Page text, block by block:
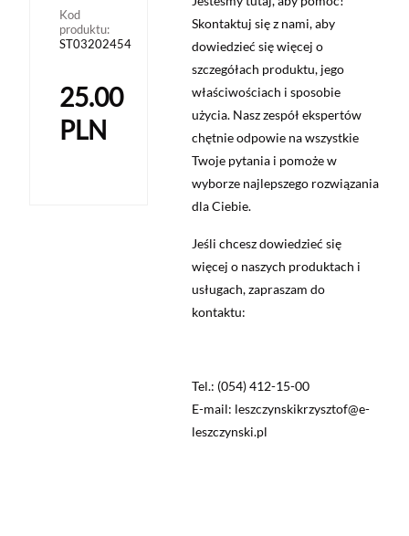
Kod
produktu:
ST03202454
25.00
PLN
Skontaktuj się z nami, aby
dowiedzieć się więcej o
szczegółach produktu, jego
właściwościach i sposobie
użycia. Nasz zespół ekspertów
chętnie odpowie na wszystkie
Twoje pytania i pomoże w
wyborze najlepszego rozwiązania
dla Ciebie.
Jeśli chcesz dowiedzieć się
więcej o naszych produktach i
usługach, zapraszam do
kontaktu:
Tel.: (054) 412-15-00
E-mail: leszczynskikrzysztof@e-
leszczynski.pl